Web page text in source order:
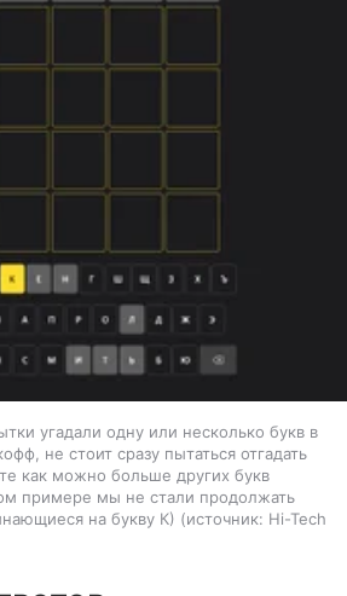
угадали одну или несколько букв в
не стоит сразу пытаться отгадать
как можно больше других букв
примере мы не стали продолжать
на букву К)
источник: Hi-Tech